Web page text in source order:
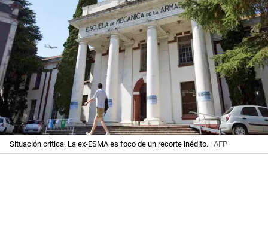
Situación crítica. La ex-ESMA es foco de un recorte inédito. | AFP